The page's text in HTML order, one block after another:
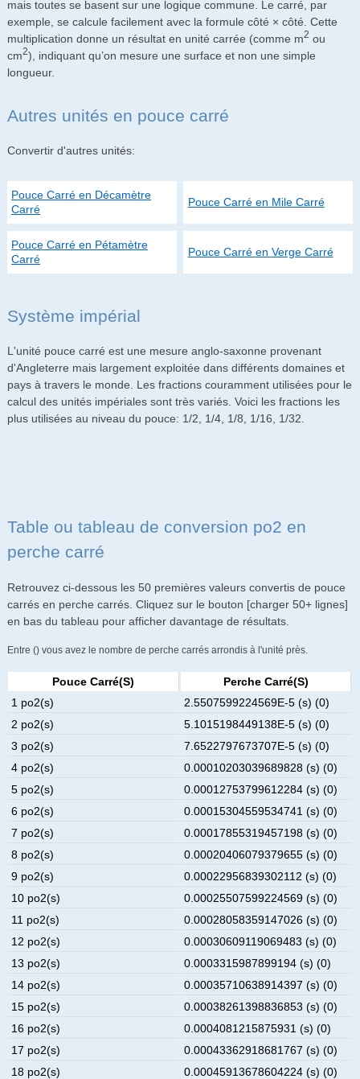
mais toutes se basent sur une logique commune. Le carré, par
exemple, se calcule facilement avec la formule côté × côté. Cette
multiplication donne un résultat en unité carrée (comme m2 ou
cm2), indiquant qu’on mesure une surface et non une simple
longueur.
Autres unités en pouce carré
Convertir d'autres unités:
Pouce Carré en Décamètre
Carré
Pouce Carré en Mile Carré
Pouce Carré en Pétamètre
Carré
Pouce Carré en Verge Carré
Système impérial
L'unité pouce carré est une mesure anglo-saxonne provenant
d'Angleterre mais largement exploitée dans différents domaines et
pays à travers le monde. Les fractions couramment utilisées pour le
calcul des unités impériales sont très variés. Voici les fractions les
plus utilisées au niveau du pouce: 1/2, 1/4, 1/8, 1/16, 1/32.
Table ou tableau de conversion po2 en
perche carré
Retrouvez ci-dessous les 50 premières valeurs convertis de pouce
carrés en perche carrés. Cliquez sur le bouton [charger 50+ lignes]
en bas du tableau pour afficher davantage de résultats.
Entre () vous avez le nombre de perche carrés arrondis à l'unité près.
Pouce Carré(s)
Perche Carré(s)
1 po2(s)
2.5507599224569E-5 (s) (0)
2 po2(s)
5.1015198449138E-5 (s) (0)
3 po2(s)
7.6522797673707E-5 (s) (0)
4 po2(s)
0.00010203039689828 (s) (0)
5 po2(s)
0.00012753799612284 (s) (0)
6 po2(s)
0.00015304559534741 (s) (0)
7 po2(s)
0.00017855319457198 (s) (0)
8 po2(s)
0.00020406079379655 (s) (0)
9 po2(s)
0.00022956839302112 (s) (0)
10 po2(s)
0.00025507599224569 (s) (0)
11 po2(s)
0.00028058359147026 (s) (0)
12 po2(s)
0.00030609119069483 (s) (0)
13 po2(s)
0.0003315987899194 (s) (0)
14 po2(s)
0.00035710638914397 (s) (0)
15 po2(s)
0.00038261398836853 (s) (0)
16 po2(s)
0.0004081215875931 (s) (0)
17 po2(s)
0.00043362918681767 (s) (0)
18 po2(s)
0.00045913678604224 (s) (0)